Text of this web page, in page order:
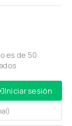
es de 50
Iniciar sesión